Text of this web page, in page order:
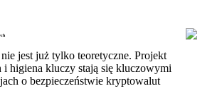
jest już tylko teoretyczne. Projekt
i higiena kluczy stają się kluczowymi
o bezpieczeństwie kryptowalut